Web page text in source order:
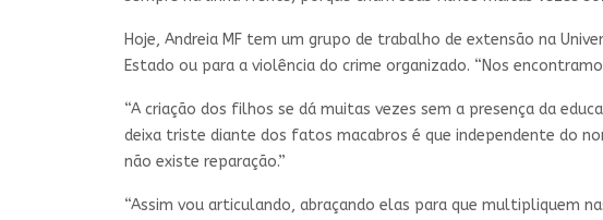
Hoje, Andreia MF tem um grupo de trabalho de extensão na
Estado ou para a violência do crime organizado. “Nos
“A criação dos filhos se dá muitas vezes sem a presença da
deixa triste diante dos fatos macabros é que independente do
não existe reparação.”
“Assim vou articulando, abraçando elas para que multipliquem